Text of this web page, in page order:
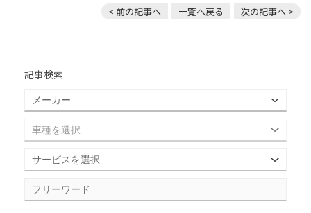
< 前の記事へ 一覧へ戻る 次の記事へ >
記事検索